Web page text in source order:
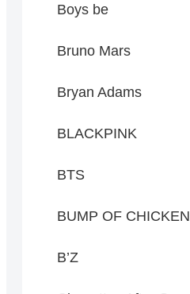
Boys be
Bruno Mars
Bryan Adams
BLACKPINK
BTS
BUMP OF CHICKEN
B’Z